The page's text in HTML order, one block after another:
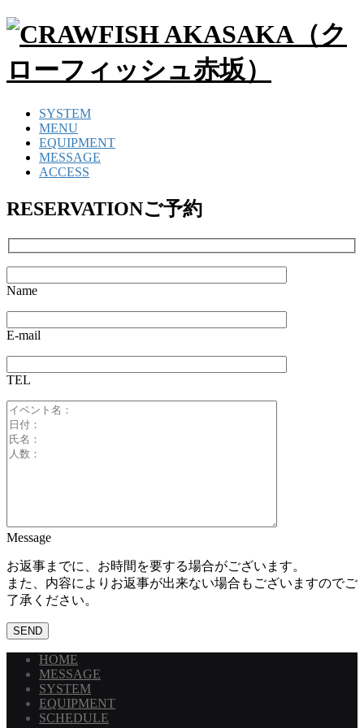
SYSTEM
MENU
EQUIPMENT
MESSAGE
ACCESS
RESERVATIONご予約
Name
E-mail
TEL
Message
お返事までに、お時間を要する場合がございます。
また、内容によりお返事が出来ない場合もございますのでご
了承ください。
HOME
MESSAGE
SYSTEM
EQUIPMENT
SCHEDULE